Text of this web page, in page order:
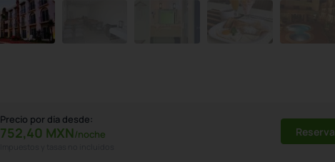
Precio por día desde:
752,40 MXN/noche